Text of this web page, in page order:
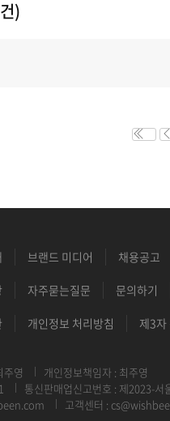
건)
브랜드 미디어 채용공고
자주묻는질문 문의하기
개인정보 처리방침 제3자
주영
개인정보책임자 : 최주영
통신판매업신고번호 : 제2023-서
고객센터 :